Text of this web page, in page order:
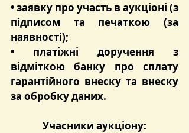
• заявку про участь в аукціоні (з
підписом та печаткою (за
наявності);
• платіжні доручення з
відміткою банку про сплату
гарантійного внеску та внеску
за обробку даних.
Учасники аукціону: